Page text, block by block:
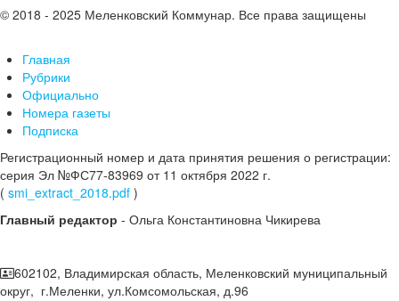
© 2018 - 2025 Меленковский Коммунар. Все права защищены
Главная
Рубрики
Официально
Номера газеты
Подписка
Регистрационный номер и дата принятия решения о регистрации:
серия Эл №ФС77-83969 от 11 октября 2022 г.
( smi_extract_2018.pdf )
Главный редактор - Ольга Константиновна Чикирева
602102, Владимирская область, Меленковский муниципальный
округ, г.Меленки, ул.Комсомольская, д.96